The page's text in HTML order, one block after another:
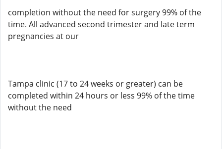
completion without the need for surgery 99% of the
time. All advanced second trimester and late term
pregnancies at our
Tampa clinic (17 to 24 weeks or greater) can be
completed within 24 hours or less 99% of the time
without the need